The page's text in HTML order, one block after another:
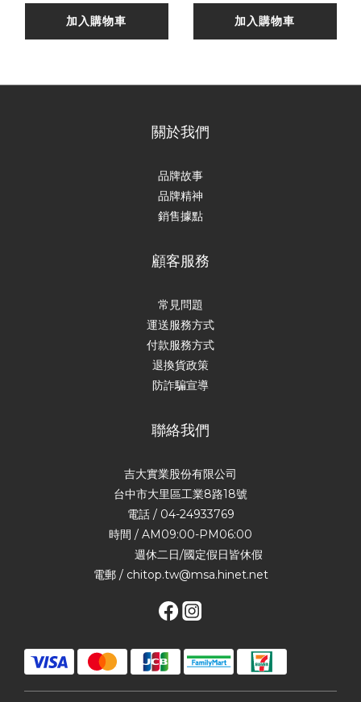
加入購物車 加入購物車
關於我們
品牌故事
品牌精神
銷售據點
顧客服務
常見問題
運送服務方式
付款服務方式
退換貨政策
防詐騙宣導
聯絡我們
吉大實業股份有限公司
台中市大里區工業8路18號
電話 / 04-24933769
時間 / AM09:00-PM06:00
週休二日/國定假日皆休假
電郵 / chitop.tw@msa.hinet.net